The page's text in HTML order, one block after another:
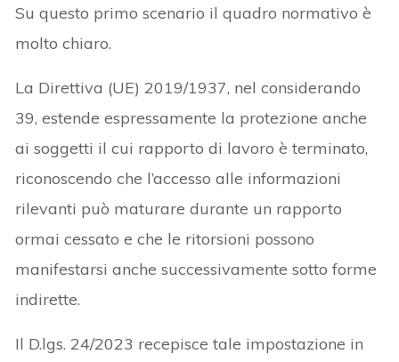
Su questo primo scenario il quadro normativo è
molto chiaro.
La Direttiva (UE) 2019/1937, nel considerando
39, estende espressamente la protezione anche
ai soggetti il cui rapporto di lavoro è terminato,
riconoscendo che l’accesso alle informazioni
rilevanti può maturare durante un rapporto
ormai cessato e che le ritorsioni possono
manifestarsi anche successivamente sotto forme
indirette.
Il D.lgs. 24/2023 recepisce tale impostazione in